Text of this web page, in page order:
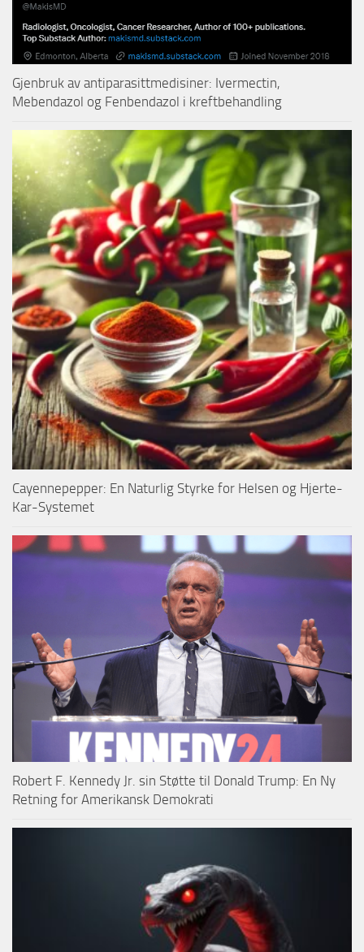
Gjenbruk av antiparasittmedisiner: Ivermectin,
Mebendazol og Fenbendazol i kreftbehandling
Cayennepepper: En Naturlig Styrke for Helsen og Hjerte-
Kar-Systemet
Robert F. Kennedy Jr. sin Støtte til Donald Trump: En Ny
Retning for Amerikansk Demokrati